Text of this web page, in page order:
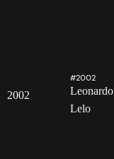
2002
#2002
Leonardo
Lelo